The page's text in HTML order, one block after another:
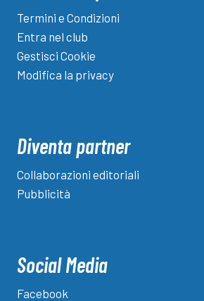
Termini e Condizioni
Entra nel club
Gestisci Cookie
Modifica la privacy
Diventa partner
Collaborazioni editoriali
Pubblicità
Social Media
Facebook